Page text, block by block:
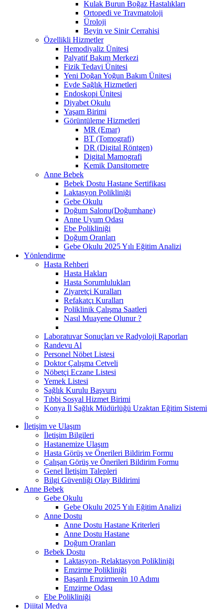
Kulak Burun Boğaz Hastalıkları
Ortopedi ve Travmatoloji
Üroloji
Beyin ve Sinir Cerrahisi
Özellikli Hizmetler
Hemodiyaliz Ünitesi
Palyatif Bakım Merkezi
Fizik Tedavi Ünitesi
Yeni Doğan Yoğun Bakım Ünitesi
Evde Sağlık Hizmetleri
Endoskopi Ünitesi
Diyabet Okulu
Yaşam Birimi
Görüntüleme Hizmetleri
MR (Emar)
BT (Tomografi)
DR (Digital Röntgen)
Digital Mamografi
Kemik Dansitometre
Anne Bebek
Bebek Dostu Hastane Sertifikası
Laktasyon Polikliniği
Gebe Okulu
Doğum Salonu(Doğumhane)
Anne Uyum Odası
Ebe Polikliniği
Doğum Oranları
Gebe Okulu 2025 Yılı Eğitim Analizi
Yönlendirme
Hasta Rehberi
Hasta Hakları
Hasta Sorumlulukları
Ziyaretçi Kuralları
Refakatçı Kuralları
Poliklinik Çalışma Saatleri
Nasıl Muayene Olunur ?
Laboratuvar Sonuçları ve Radyoloji Raporları
Randevu Al
Personel Nöbet Listesi
Doktor Çalışma Cetveli
Nöbetçi Eczane Listesi
Yemek Listesi
Sağlık Kurulu Başvuru
Tıbbi Sosyal Hizmet Birimi
Konya İl Sağlık Müdürlüğü Uzaktan Eğitim Sistemi
İletişim ve Ulaşım
İletişim Bilgileri
Hastanemize Ulaşım
Hasta Görüş ve Önerileri Bildirim Formu
Çalışan Görüş ve Önerileri Bildirim Formu
Genel İletişim Talepleri
Bilgi Güvenliği Olay Bildirimi
Anne Bebek
Gebe Okulu
Gebe Okulu 2025 Yılı Eğitim Analizi
Anne Dostu
Anne Dostu Hastane Kriterleri
Anne Dostu Hastane
Doğum Oranları
Bebek Dostu
Laktasyon- Relaktasyon Polikliniği
Emzirme Polikliniği
Başarılı Emzirmenin 10 Adımı
Emzirme Odası
Ebe Polikliniği
Dijital Medya